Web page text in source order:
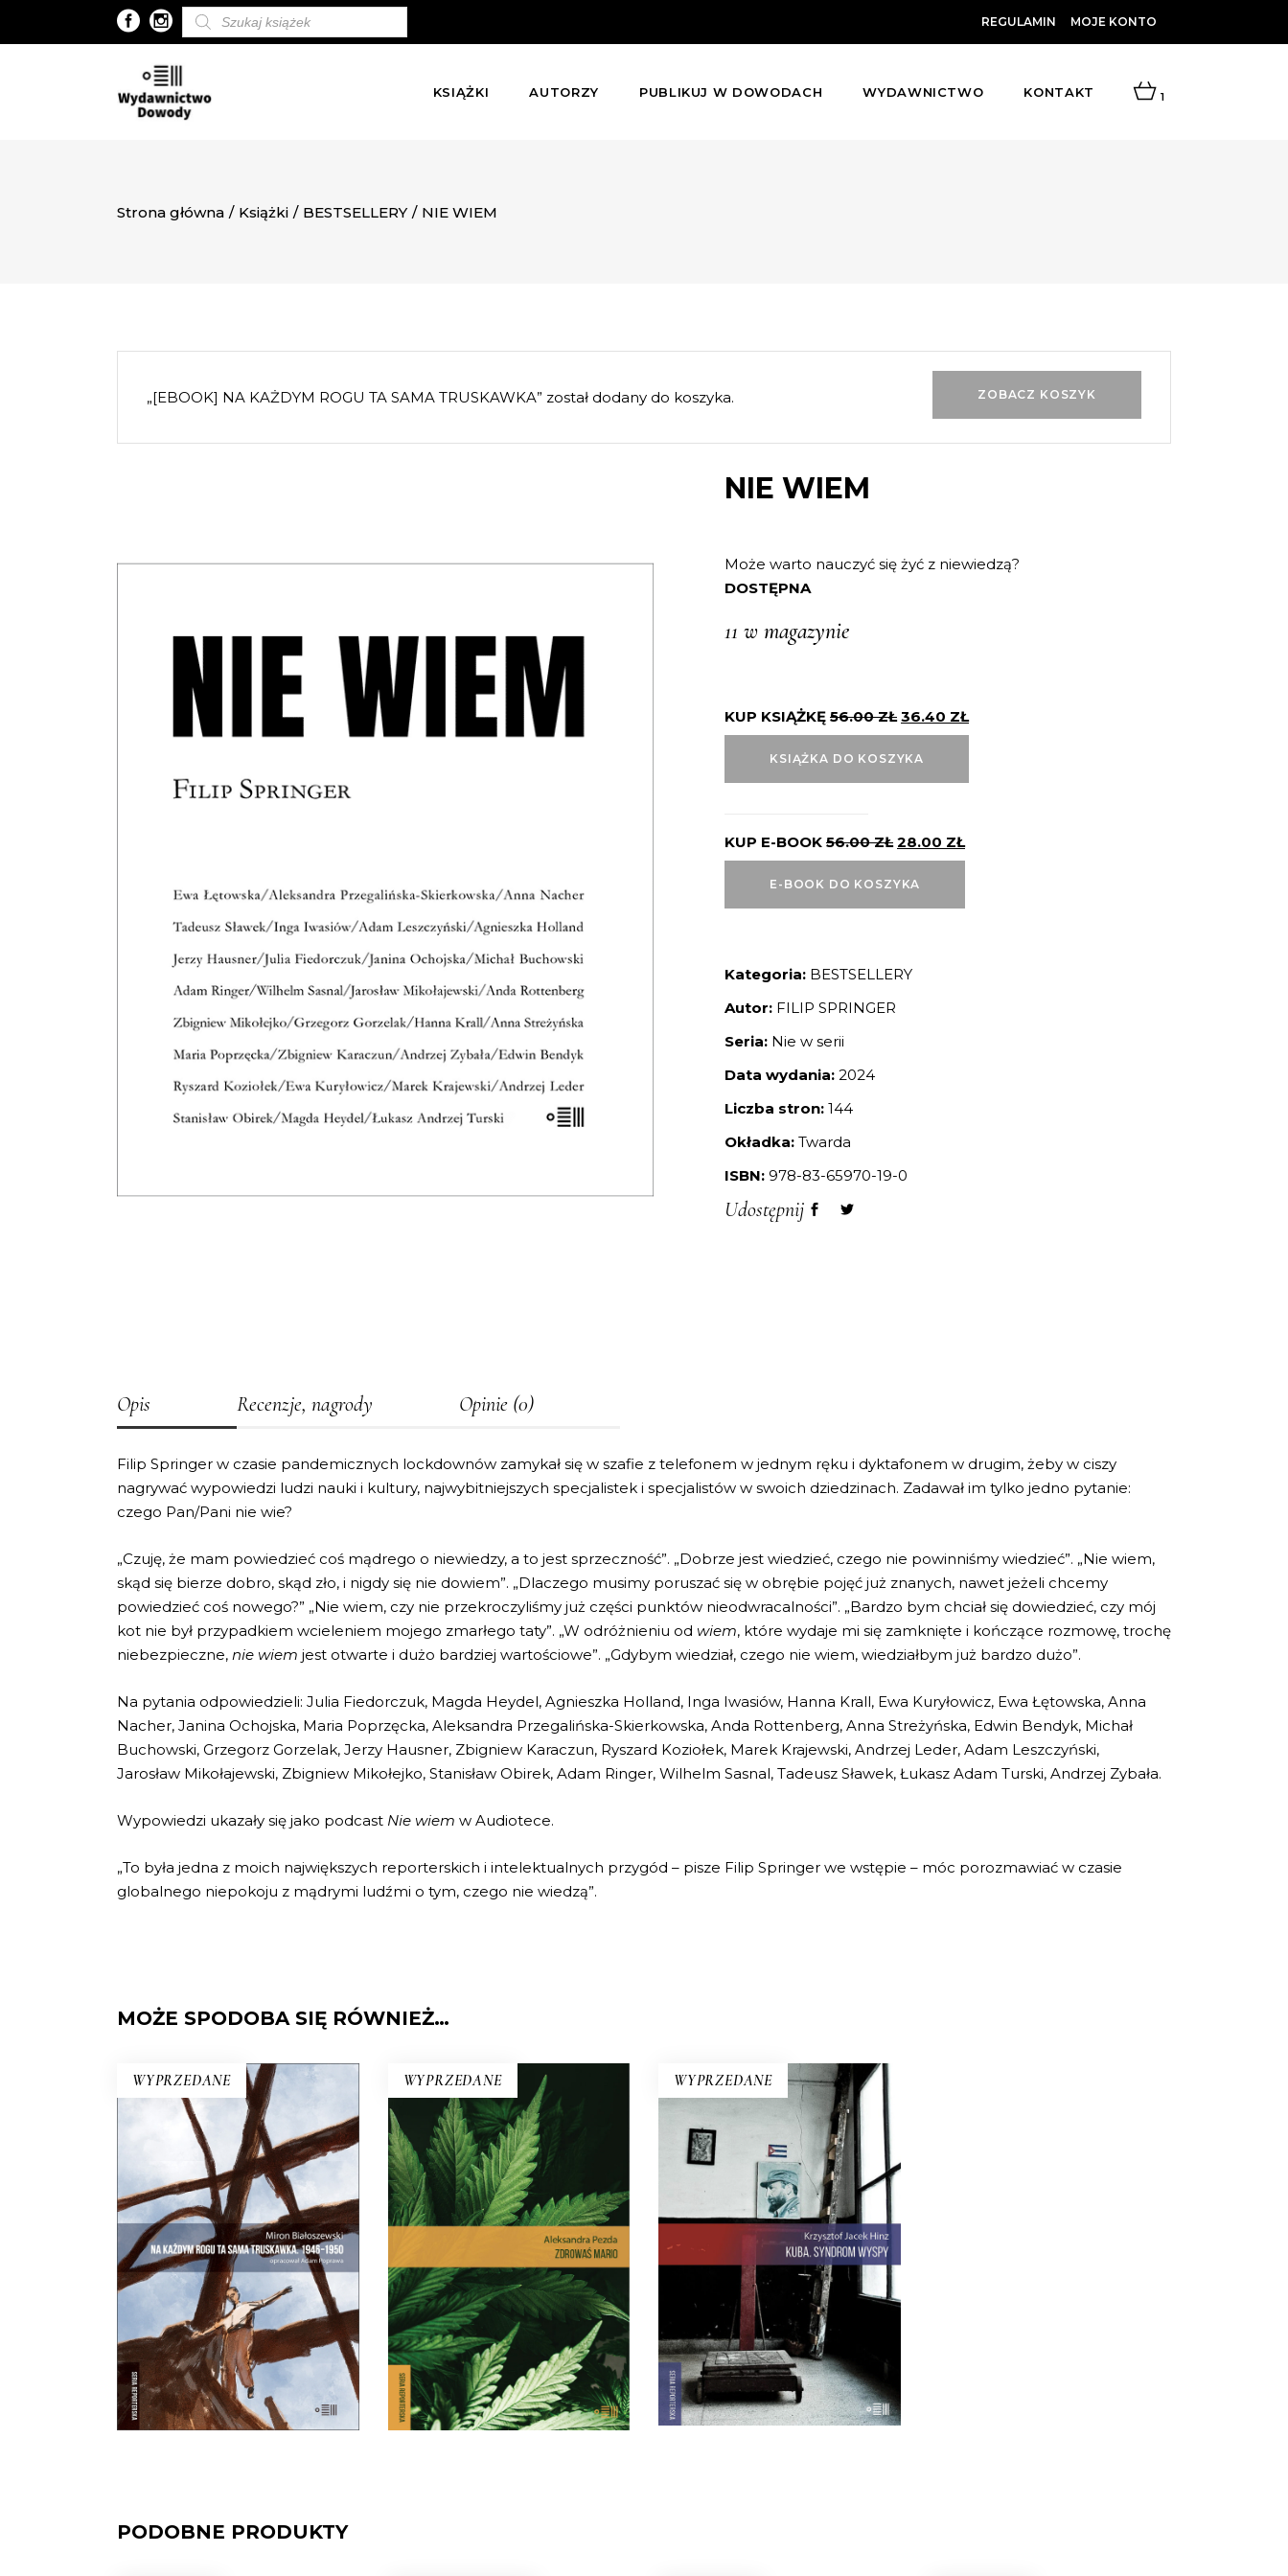
Wyszukiwarka
produktów
REGULAMIN MOJE KONTO
KSIĄŻKI AUTORZY PUBLIKUJ W DOWODACH WYDAWNICTWO KONTAKT 1
Strona główna / Książki / BESTSELLERY / NIE WIEM
ZOBACZ KOSZYK
„[EBOOK] NA KAŻDYM ROGU TA SAMA TRUSKAWKA” został dodany do koszyka.
NIE WIEM
Może warto nauczyć się żyć z niewiedzą?
DOSTĘPNA
11 w magazynie
KUP KSIĄŻKĘ 56.00ZŁ 36.40 ZŁ
KSIĄŻKA DO KOSZYKA
KUP E-BOOK 56.00ZŁ 28.00 ZŁ
E-BOOK DO KOSZYKA
Kategoria: BESTSELLERY
Autor: FILIP SPRINGER
Seria: Nie w serii
Data wydania: 2024
Liczba stron: 144
Okładka: Twarda
ISBN: 978-83-65970-19-0
Udostępnij
Opis Recenzje, nagrody Opinie (0)
Filip Springer w czasie pandemicznych lockdownów zamykał się w szafie z telefonem w jednym ręku i dyktafonem w drugim, żeby w ciszy
nagrywać wypowiedzi ludzi nauki i kultury, najwybitniejszych specjalistek i specjalistów w swoich dziedzinach. Zadawał im tylko jedno pytanie:
czego Pan/Pani nie wie?
„Czuję, że mam powiedzieć coś mądrego o niewiedzy, a to jest sprzeczność”. „Dobrze jest wiedzieć, czego nie powinniśmy wiedzieć”. „Nie wiem,
skąd się bierze dobro, skąd zło, i nigdy się nie dowiem”. „Dlaczego musimy poruszać się w obrębie pojęć już znanych, nawet jeżeli chcemy
powiedzieć coś nowego?” „Nie wiem, czy nie przekroczyliśmy już części punktów nieodwracalności”. „Bardzo bym chciał się dowiedzieć, czy mój
kot nie był przypadkiem wcieleniem mojego zmarłego taty”. „W odróżnieniu od wiem, które wydaje mi się zamknięte i kończące rozmowę, trochę
niebezpieczne, nie wiem jest otwarte i dużo bardziej wartościowe”. „Gdybym wiedział, czego nie wiem, wiedziałbym już bardzo dużo”.
Na pytania odpowiedzieli: Julia Fiedorczuk, Magda Heydel, Agnieszka Holland, Inga Iwasiów, Hanna Krall, Ewa Kuryłowicz, Ewa Łętowska, Anna
Nacher, Janina Ochojska, Maria Poprzęcka, Aleksandra Przegalińska-Skierkowska, Anda Rottenberg, Anna Streżyńska, Edwin Bendyk, Michał
Buchowski, Grzegorz Gorzelak, Jerzy Hausner, Zbigniew Karaczun, Ryszard Koziołek, Marek Krajewski, Andrzej Leder, Adam Leszczyński,
Jarosław Mikołajewski, Zbigniew Mikołejko, Stanisław Obirek, Adam Ringer, Wilhelm Sasnal, Tadeusz Sławek, Łukasz Adam Turski, Andrzej Zybała.
Wypowiedzi ukazały się jako podcast Nie wiem w Audiotece.
„To była jedna z moich największych reporterskich i intelektualnych przygód – pisze Filip Springer we wstępie – móc porozmawiać w czasie
globalnego niepokoju z mądrymi ludźmi o tym, czego nie wiedzą”.
MOŻE SPODOBA SIĘ RÓWNIEŻ…
WYPRZEDANE
E-BOOK DO
KOSZYKA
NA KAŻDYM ROGU TA
SAMA TRUSKAWKA
Zupełnie nowe miasto. Jakaś
inna Warszawa na starych
śmieciach. Skąd się wzięła?
50.00zł 25.00zł
WYPRZEDANE
E-BOOK DO
KOSZYKA
ZDROWAŚ MARIO.
REPORTAŻE O
MEDYCZNEJ
MARIHUANIE
Dlatego pacjenci stają się
przestępcami? Reportaż
interwencyjny na temat, który
dotyczy milionów z nas – choć
na co dzień nie zdajemy sobie z
tego sprawy.
WYPRZEDANE
E-BOOK DO
KOSZYKA
KUBA. SYNDROM WYSPY
Rewolucja i dysydenci, Kubanki
walczące o podpaski i
Kubańczycy, którzy obrażają
rewolucję szortami i sandałami.
Jest tu dawna świetność
Hawany, są prosięta hodowane w
wannach i jest krowa – bohaterka
rewolucji.
44.00zł 22.00zł
PODOBNE PRODUKTY